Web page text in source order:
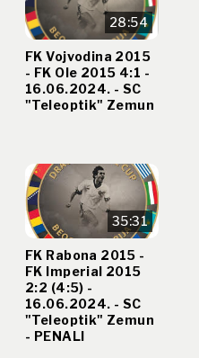
28:54
FK Vojvodina 2015
- FK Ole 2015 4:1 -
16.06.2024. - SC
"Teleoptik" Zemun
35:31
FK Rabona 2015 -
FK Imperial 2015
2:2 (4:5) -
16.06.2024. - SC
"Teleoptik" Zemun
- PENALI